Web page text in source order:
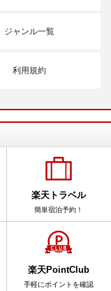
ジャンル一覧
利用規約
楽天トラベル
簡単宿泊予約！
楽天PointClub
手軽にポイントを確認